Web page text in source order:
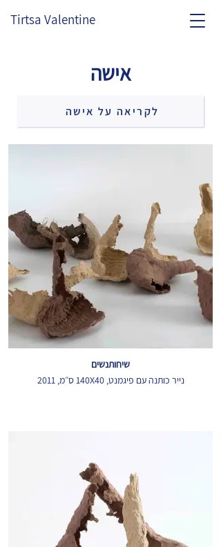
Tirtsa Valentine
אישה
לקריאה על אישה
שיחותנשים
נייר כותנה עם פיגמנט, 140X40 ס״מ, 2011